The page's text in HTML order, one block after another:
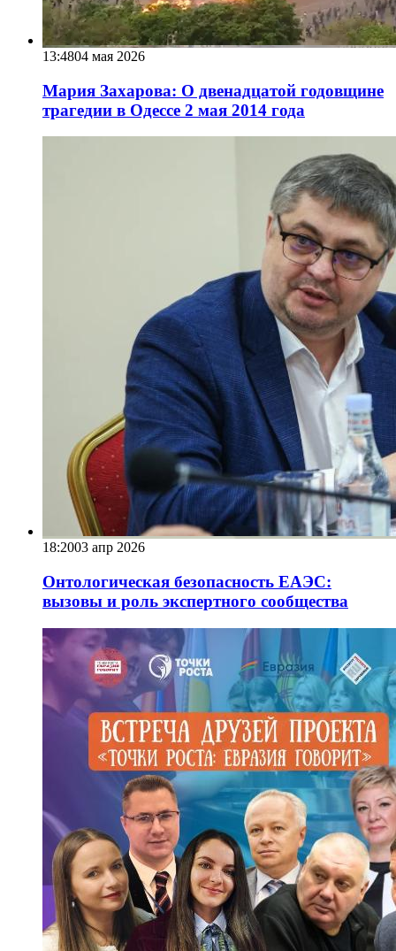
13:4804 мая 2026
Мария Захарова: О двенадцатой годовщине
трагедии в Одессе 2 мая 2014 года
18:2003 апр 2026
Онтологическая безопасность ЕАЭС:
вызовы и роль экспертного сообщества